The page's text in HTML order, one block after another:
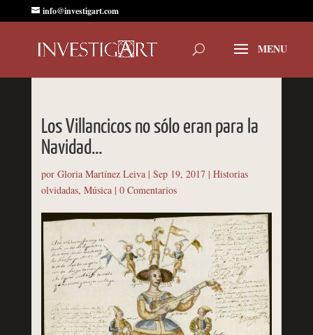
info@investigart.com
Los Villancicos no sólo eran para la
Navidad…
por Gloria Martínez Leiva| Sep 19, 2017| Historias
olvidadas, Música| 0 Comentarios